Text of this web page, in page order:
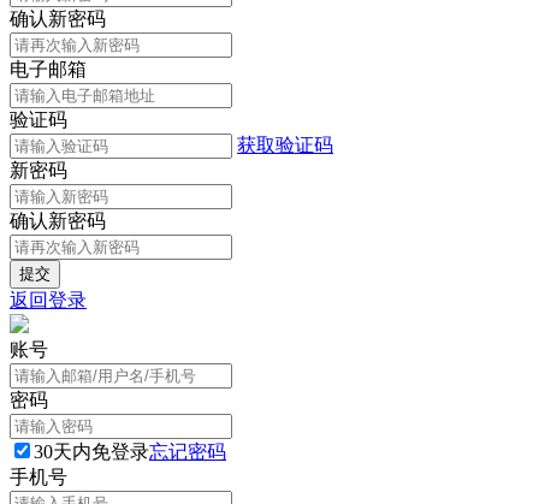
确认新密码
电子邮箱
验证码
获取验证码
新密码
确认新密码
返回登录
账号
密码
30天内免登录忘记密码
手机号